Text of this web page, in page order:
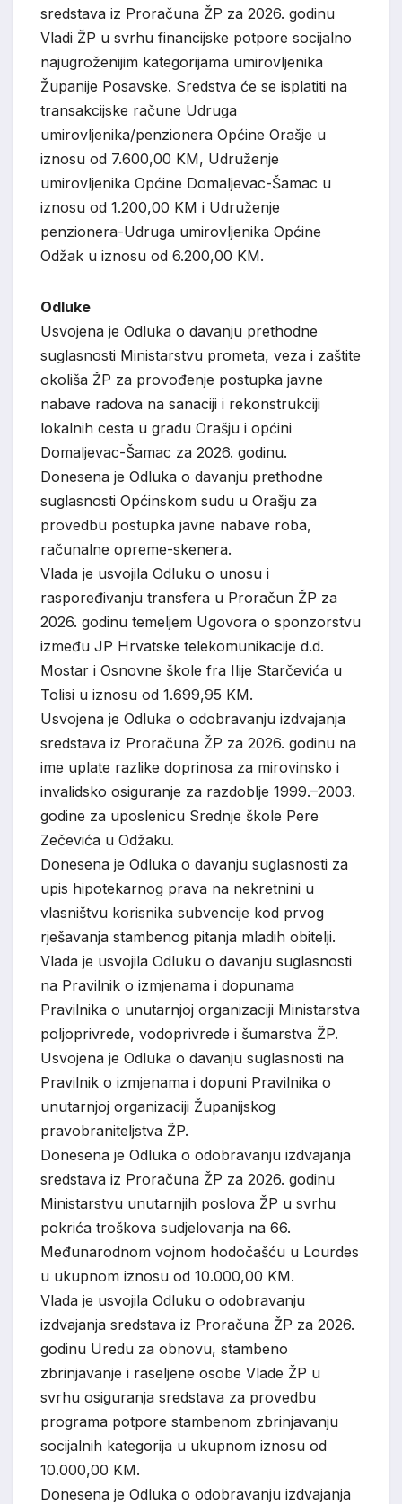
sredstava iz Proračuna ŽP za 2026. godinu
Vladi ŽP u svrhu financijske potpore socijalno
najugroženijim kategorijama umirovljenika
Županije Posavske. Sredstva će se isplatiti na
transakcijske račune Udruga
umirovljenika/penzionera Općine Orašje u
iznosu od 7.600,00 KM, Udruženje
umirovljenika Općine Domaljevac-Šamac u
iznosu od 1.200,00 KM i Udruženje
penzionera-Udruga umirovljenika Općine
Odžak u iznosu od 6.200,00 KM.
Odluke
Usvojena je Odluka o davanju prethodne
suglasnosti Ministarstvu prometa, veza i zaštite
okoliša ŽP za provođenje postupka javne
nabave radova na sanaciji i rekonstrukciji
lokalnih cesta u gradu Orašju i općini
Domaljevac-Šamac za 2026. godinu.
Donesena je Odluka o davanju prethodne
suglasnosti Općinskom sudu u Orašju za
provedbu postupka javne nabave roba,
računalne opreme-skenera.
Vlada je usvojila Odluku o unosu i
raspoređivanju transfera u Proračun ŽP za
2026. godinu temeljem Ugovora o sponzorstvu
između JP Hrvatske telekomunikacije d.d.
Mostar i Osnovne škole fra Ilije Starčevića u
Tolisi u iznosu od 1.699,95 KM.
Usvojena je Odluka o odobravanju izdvajanja
sredstava iz Proračuna ŽP za 2026. godinu na
ime uplate razlike doprinosa za mirovinsko i
invalidsko osiguranje za razdoblje 1999.–2003.
godine za uposlenicu Srednje škole Pere
Zečevića u Odžaku.
Donesena je Odluka o davanju suglasnosti za
upis hipotekarnog prava na nekretnini u
vlasništvu korisnika subvencije kod prvog
rješavanja stambenog pitanja mladih obitelji.
Vlada je usvojila Odluku o davanju suglasnosti
na Pravilnik o izmjenama i dopunama
Pravilnika o unutarnjoj organizaciji Ministarstva
poljoprivrede, vodoprivrede i šumarstva ŽP.
Usvojena je Odluka o davanju suglasnosti na
Pravilnik o izmjenama i dopuni Pravilnika o
unutarnjoj organizaciji Županijskog
pravobraniteljstva ŽP.
Donesena je Odluka o odobravanju izdvajanja
sredstava iz Proračuna ŽP za 2026. godinu
Ministarstvu unutarnjih poslova ŽP u svrhu
pokrića troškova sudjelovanja na 66.
Međunarodnom vojnom hodočašću u Lourdes
u ukupnom iznosu od 10.000,00 KM.
Vlada je usvojila Odluku o odobravanju
izdvajanja sredstava iz Proračuna ŽP za 2026.
godinu Uredu za obnovu, stambeno
zbrinjavanje i raseljene osobe Vlade ŽP u
svrhu osiguranja sredstava za provedbu
programa potpore stambenom zbrinjavanju
socijalnih kategorija u ukupnom iznosu od
10.000,00 KM.
Donesena je Odluka o odobravanju izdvajanja